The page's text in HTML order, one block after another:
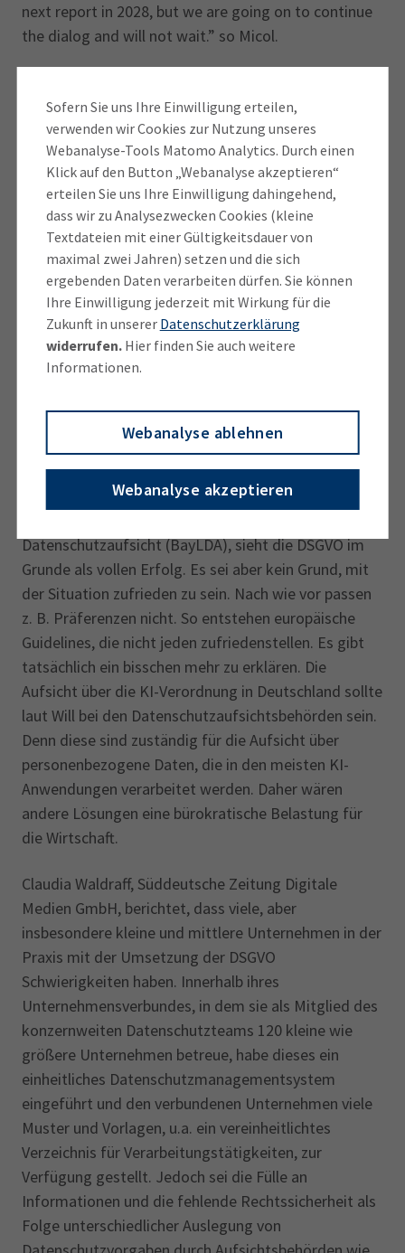
Sofern Sie uns Ihre Einwilligung erteilen,
verwenden wir Cookies zur Nutzung unseres
Webanalyse-Tools Matomo Analytics. Durch einen
Klick auf den Button „Webanalyse akzeptieren“
erteilen Sie uns Ihre Einwilligung dahingehend,
dass wir zu Analysezwecken Cookies (kleine
Textdateien mit einer Gültigkeitsdauer von
maximal zwei Jahren) setzen und die sich
ergebenden Daten verarbeiten dürfen. Sie können
Ihre Einwilligung jederzeit mit Wirkung für die
Zukunft in unserer Datenschutzerklärung
widerrufen.Hier finden Sie auch weitere
Informationen.
Webanalyse ablehnen
Webanalyse akzeptieren
next report in 2028, but we are going on to continue
the dialog and will not wait.” so Micol.
Moderation hervor, dass viele Unternehmen die
DSGVO kritisch sehen. Olivier Micol entgegnete:
„There is always a critic. GDPR (DSGVO) is creating
obligations to companies. But this digital
transformation will not take place, if we have no
protection of personal data. I think that innovation
has to go in line with the GDPR.”
Datenschutzaufsicht (BayLDA), sieht die DSGVO im
Grunde als vollen Erfolg. Es sei aber kein Grund, mit
der Situation zufrieden zu sein. Nach wie vor passen
z. B. Präferenzen nicht. So entstehen europäische
Guidelines, die nicht jeden zufriedenstellen. Es gibt
tatsächlich ein bisschen mehr zu erklären. Die
Aufsicht über die KI-Verordnung in Deutschland sollte
laut Will bei den Datenschutzaufsichtsbehörden sein.
Denn diese sind zuständig für die Aufsicht über
personenbezogene Daten, die in den meisten KI-
Anwendungen verarbeitet werden. Daher wären
andere Lösungen eine bürokratische Belastung für
die Wirtschaft.
Claudia Waldraff, Süddeutsche Zeitung Digitale
Medien GmbH, berichtet, dass viele, aber
insbesondere kleine und mittlere Unternehmen in der
Praxis mit der Umsetzung der DSGVO
Schwierigkeiten haben. Innerhalb ihres
Unternehmensverbundes, in dem sie als Mitglied des
konzernweiten Datenschutzteams 120 kleine wie
größere Unternehmen betreue, habe dieses ein
einheitliches Datenschutzmanagementsystem
eingeführt und den verbundenen Unternehmen viele
Muster und Vorlagen, u.a. ein vereinheitlichtes
Verzeichnis für Verarbeitungstätigkeiten, zur
Verfügung gestellt. Jedoch sei die Fülle an
Informationen und die fehlende Rechtssicherheit als
Folge unterschiedlicher Auslegung von